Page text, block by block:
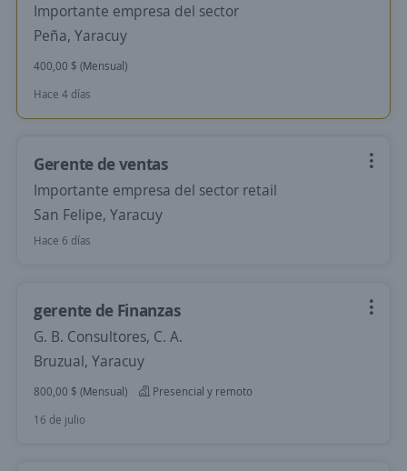
Importante empresa del sector
Peña, Yaracuy
400,00 $ (Mensual)
Hace 4 días
Gerente de ventas
Importante empresa del sector retail
San Felipe, Yaracuy
Hace 6 días
gerente de Finanzas
G. B. Consultores, C. A.
Bruzual, Yaracuy
800,00 $ (Mensual)
Presencial y remoto
16 de julio